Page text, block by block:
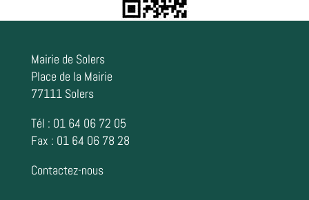
Mairie de Solers
Place de la Mairie
77111 Solers
Tél : 01 64 06 72 05
Fax : 01 64 06 78 28
Contactez-nous